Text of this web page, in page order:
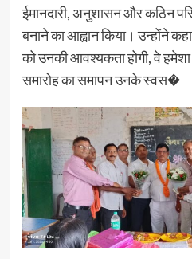
ईमानदारी, अनुशासन और कठिन
बनाने का आह्वान किया। उन्होंने
को उनकी आवश्यकता होगी, वे
समारोह का समापन उनके स्वस�